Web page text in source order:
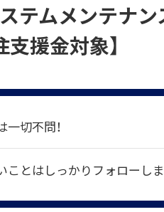
テムメンテナン
援金対象】
切不問！
ことはしっかりフォローし